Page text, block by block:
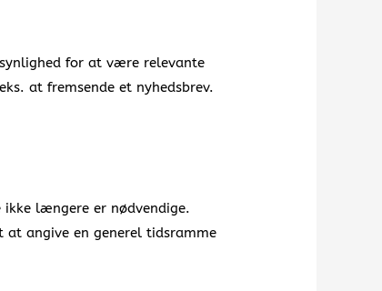
for at være relevante
at fremsende et nyhedsbrev.
længere er nødvendige.
angive en generel tidsramme